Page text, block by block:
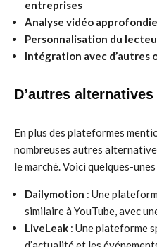
entreprises
Analyse vidéo approfondie
Personnalisation du
Intégration avec d’autres
D’autres
En plus des plateformes
nombreuses autres
le marché. Voici quelques-
Dailymotion : Une
similaire à YouTube, avec
LiveLeak : Une plateforme